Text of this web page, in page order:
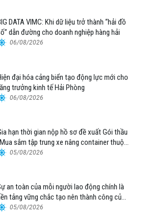
DATA VIMC: Khi dữ liệu trở thành “hải đồ
dẫn đường cho doanh nghiệp hàng hải
06/08/2026
đại hóa cảng biển tạo động lực mới cho
trưởng kinh tế Hải Phòng
06/08/2026
hạn thời gian nộp hồ sơ đề xuất Gói thầu
sắm tập trung xe nâng container thuộc
công ty Hàng hải Việt Nam – CTCP”
05/08/2026
an toàn của mỗi người lao động chính là
tảng vững chắc tạo nên thành công của
Đà Nẵng
05/08/2026